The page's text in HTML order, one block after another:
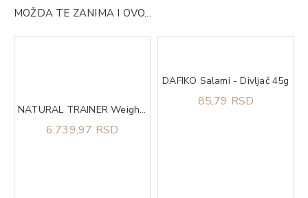
MOŽDA TE ZANIMA I OVO...
NATURAL TRAINER Weight care sa belim mesom za pse srednjih i velikih rasa 12kg
6.739,97 RSD
DAFIKO Salami - Divljač 45g
85,79 RSD